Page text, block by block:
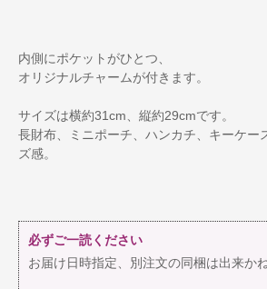
内側にポケットがひとつ、
オリジナルチャームが付きます。
サイズは横約31cm、縦約29cmです。
長財布、ミニポーチ、ハンカチ、キーケー
ズ感。
必ずご一読ください
お届け日時指定、別注文の同梱は出来かね